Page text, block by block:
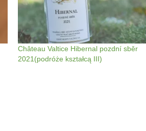
Château Valtice Hibernal pozdní sběr
2021(podróże kształcą III)